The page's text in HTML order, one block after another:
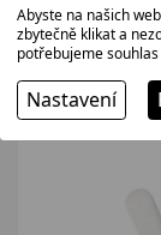
Zemní vrták je
účinné a
2 479 bez DPH
2 999 Kč
Abyste na našich
zbytečně klikat a
potřebujeme
Nastavení